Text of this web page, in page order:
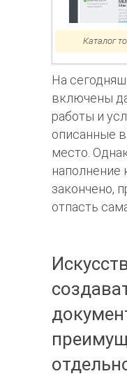
Каталог
На
включены
работы и
описанные
место.
наполнение
закончено,
отпасть